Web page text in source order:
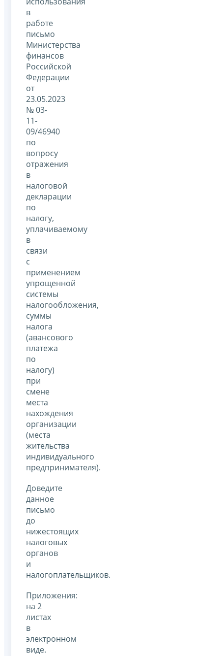
в
работе
письмо
Министерства
финансов
Российской
Федерации
от
23.05.2023
№ 03-
11-
09/46940
по
вопросу
отражения
в
налоговой
декларации
по
налогу,
уплачиваемому
в
связи
с
применением
упрощенной
системы
налогообложения,
суммы
налога
(авансового
платежа
по
налогу)
при
смене
места
нахождения
организации
(места
жительства
индивидуального
предпринимателя).
Доведите
данное
письмо
до
нижестоящих
налоговых
органов
и
налогоплательщиков.
Приложения:
на 2
листах
в
электронном
виде.